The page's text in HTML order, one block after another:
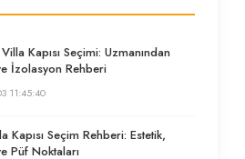
Kapısı Seçimi: Uzmanından
İzolasyon Rehberi
11:45:40
Kapısı Seçim Rehberi: Estetik,
Püf Noktaları